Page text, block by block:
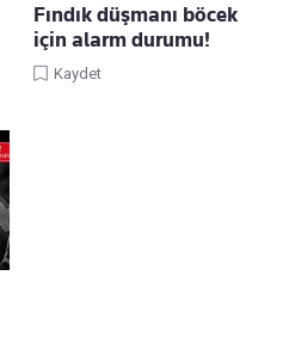
Fındık düşmanı böcek
için alarm durumu!
Kaydet